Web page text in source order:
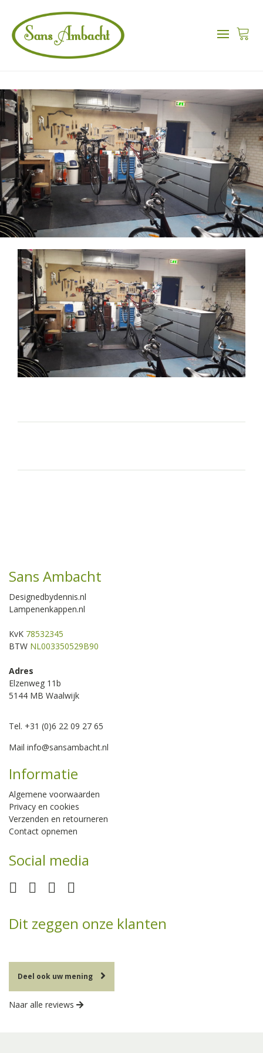
Sans Ambacht
Designedbydennis.nl
Lampenenkappen.nl
KvK 78532345
BTW NL003350529B90
Adres
Elzenweg 11b
5144 MB Waalwijk
Tel. +31 (0)6 22 09 27 65
Mail info@sansambacht.nl
Informatie
Algemene voorwaarden
Privacy en cookies
Verzenden en retourneren
Contact opnemen
Social media
Dit zeggen onze klanten
Deel ook uw mening
Naar alle reviews